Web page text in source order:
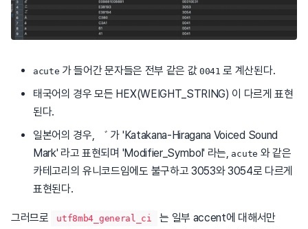
acute 가 들어간 문자들은 전부 같은 값0041 로 계산된다.
태국어의 경우 모든 HEX(WEIGHT_STRING) 이 다르게 표현
된다.
일본어의 경우, ゛ 가 'Katakana-Hiragana Voiced Sound
Mark' 라고 표현되며 'Modifier_Symbol' 라는, acute 와 같은
카테고리의 유니코드임에도 불구하고 3053와 3054로 다르게
표현된다.
그러므로 utf8mb4_general_ci
는 일부 accent에 대해서만